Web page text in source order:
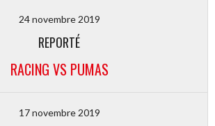
24 novembre 2019
REPORTÉ
RACING VS PUMAS
17 novembre 2019